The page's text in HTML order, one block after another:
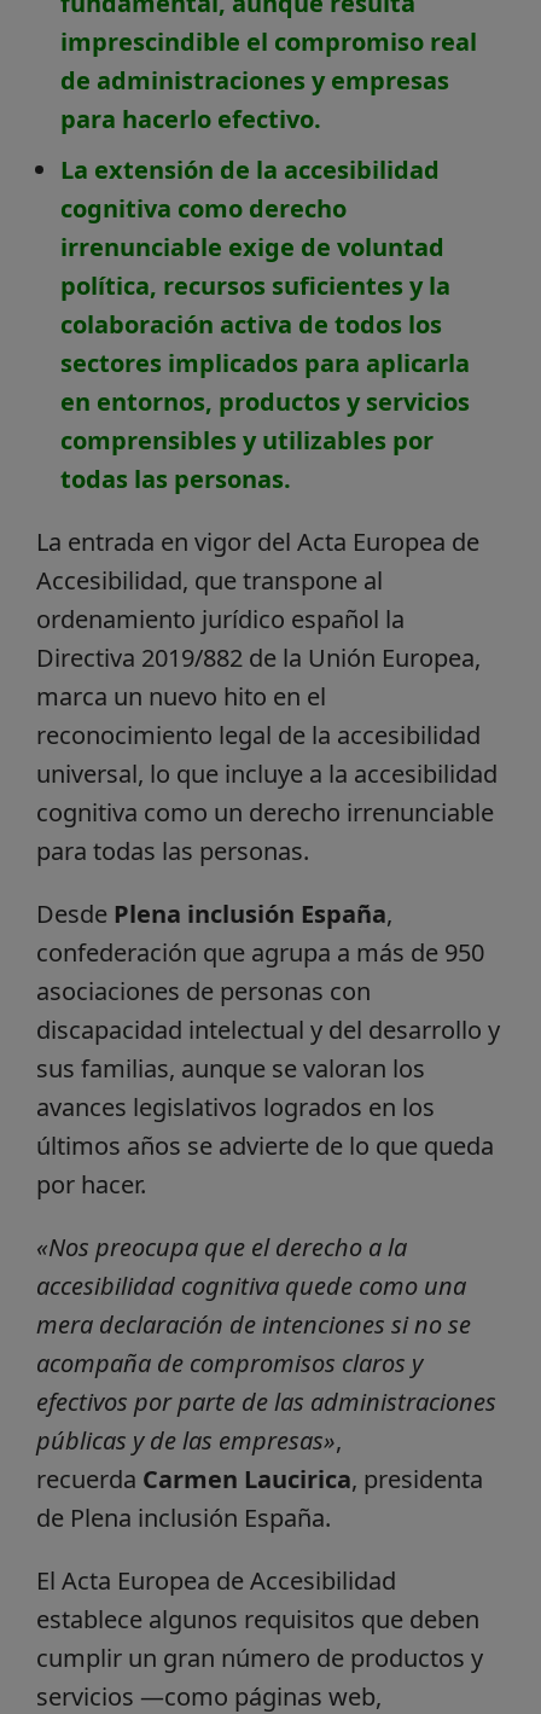
imprescindible el compromiso real
de administraciones y empresas
para hacerlo efectivo.
La extensión de la accesibilidad
cognitiva como derecho
irrenunciable exige de voluntad
política, recursos suficientes y la
colaboración activa de todos los
sectores implicados para aplicarla
en entornos, productos y servicios
comprensibles y utilizables por
todas las personas.
La entrada en vigor del Acta Europea de
Accesibilidad, que transpone al
ordenamiento jurídico español la
Directiva 2019/882 de la Unión Europea,
marca un nuevo hito en el
reconocimiento legal de la accesibilidad
universal, lo que incluye a la accesibilidad
cognitiva como un derecho irrenunciable
para todas las personas.
Desde Plena inclusión España,
confederación que agrupa a más de 950
asociaciones de personas con
discapacidad intelectual y del desarrollo y
sus familias, aunque se valoran los
avances legislativos logrados en los
últimos años se advierte de lo que queda
por hacer.
«Nos preocupa que el derecho a la
accesibilidad cognitiva quede como una
mera declaración de intenciones si no se
acompaña de compromisos claros y
efectivos por parte de las administraciones
públicas y de las empresas»,
recuerda Carmen Laucirica, presidenta
de Plena inclusión España.
El Acta Europea de Accesibilidad
establece algunos requisitos que deben
cumplir un gran número de productos y
servicios —como páginas web,